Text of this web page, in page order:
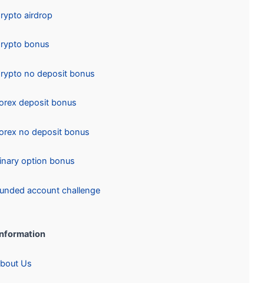
Crypto airdrop
Crypto bonus
Crypto no deposit bonus
Forex deposit bonus
Forex no deposit bonus
Binary option bonus
Funded account challenge
Information:
About Us